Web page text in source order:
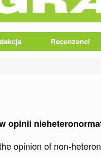
Recenzenci
opinii
opinion of non-